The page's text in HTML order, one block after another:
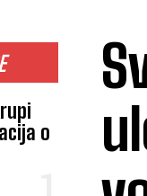
o